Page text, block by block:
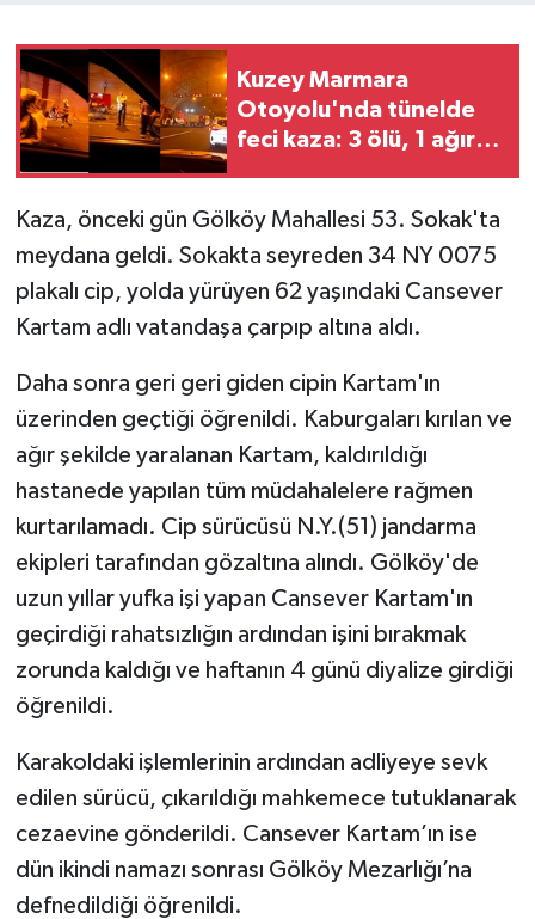
Kuzey Marmara
Otoyolu'nda tünelde
feci kaza: 3 ölü, 1 ağır
Kaza, önceki gün Gölköy Mahallesi 53. Sokak'ta
meydana geldi. Sokakta seyreden 34 NY 0075
plakalı cip, yolda yürüyen 62 yaşındaki Cansever
Kartam adlı vatandaşa çarpıp altına aldı.
Daha sonra geri geri giden cipin Kartam'ın
üzerinden geçtiği öğrenildi. Kaburgaları kırılan ve
ağır şekilde yaralanan Kartam, kaldırıldığı
hastanede yapılan tüm müdahalelere rağmen
kurtarılamadı. Cip sürücüsü N.Y.(51) jandarma
ekipleri tarafından gözaltına alındı. Gölköy'de
uzun yıllar yufka işi yapan Cansever Kartam'ın
geçirdiği rahatsızlığın ardından işini bırakmak
zorunda kaldığı ve haftanın 4 günü diyalize girdiği
öğrenildi.
Karakoldaki işlemlerinin ardından adliyeye sevk
edilen sürücü, çıkarıldığı mahkemece tutuklanarak
cezaevine gönderildi. Cansever Kartam’ın ise
dün ikindi namazı sonrası Gölköy Mezarlığı’na
defnedildiği öğrenildi.